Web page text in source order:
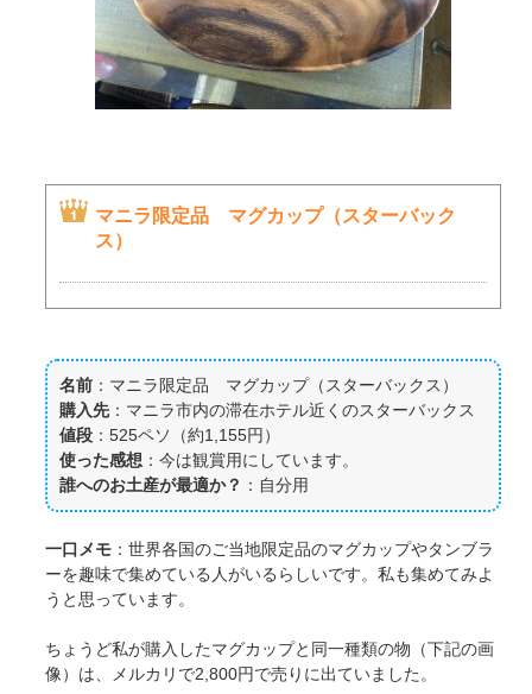
マニラ限定品 マグカップ（スターバック
ス）
名前 ：マニラ限定品 マグカップ（スターバックス）
購入先 ：マニラ市内の滞在ホテル近くのスターバックス
値段 ：525ペソ（約1,155円）
使った感想 ：今は観賞用にしています。
誰へのお土産が最適か？ ：自分用
一口メモ ：世界各国のご当地限定品のマグカップやタンブラ
ーを趣味で集めている人がいるらしいです。私も集めてみよ
うと思っています。
ちょうど私が購入したマグカップと同一種類の物（下記の画
像）は、メルカリで2,800円で売りに出ていました。